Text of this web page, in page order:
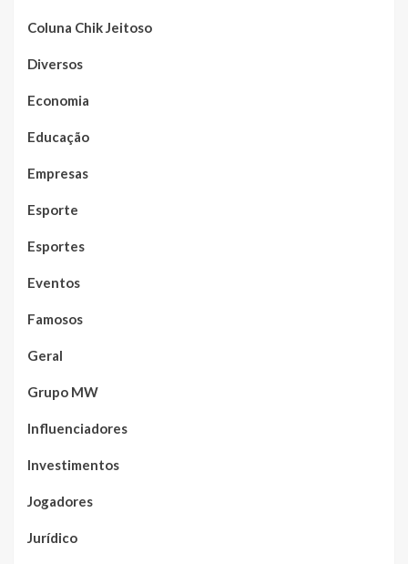
Coluna Chik Jeitoso
Diversos
Economia
Educação
Empresas
Esporte
Esportes
Eventos
Famosos
Geral
Grupo MW
Influenciadores
Investimentos
Jogadores
Jurídico